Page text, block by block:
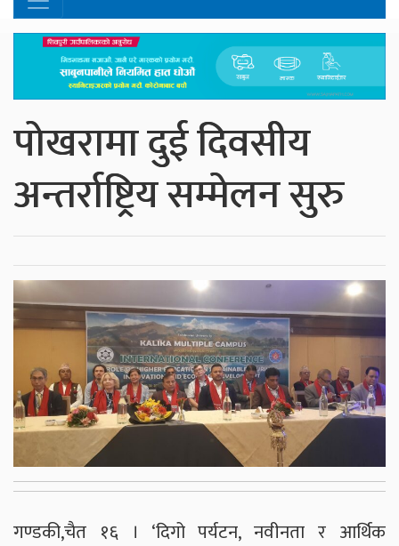
पोखरामा दुई दिवसीय
अन्तर्राष्ट्रिय सम्मेलन सुरु
गण्डकी,चैत १६ । ‘दिगो पर्यटन, नवीनता र आर्थिक